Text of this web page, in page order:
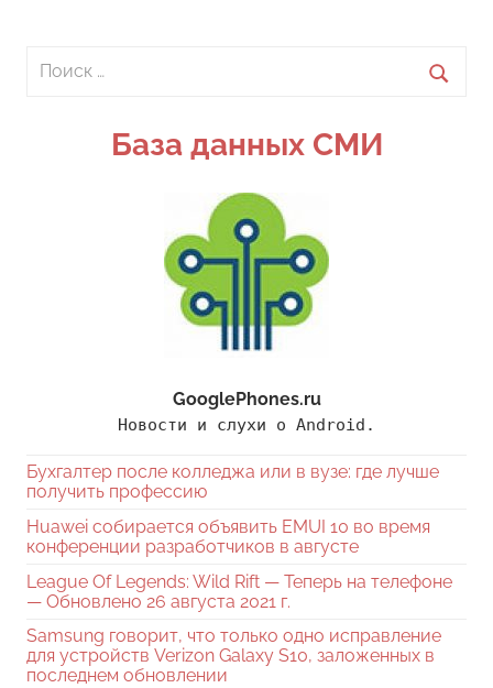
Поиск
База данных СМИ
GooglePhones.ru
Новости и слухи о Android.
Бухгалтер после колледжа или в вузе: где лучше
получить профессию
Huawei собирается объявить EMUI 10 во время
конференции разработчиков в августе
League Of Legends: Wild Rift — Теперь на телефоне
— Обновлено 26 августа 2021 г.
Samsung говорит, что только одно исправление
для устройств Verizon Galaxy S10, заложенных в
последнем обновлении